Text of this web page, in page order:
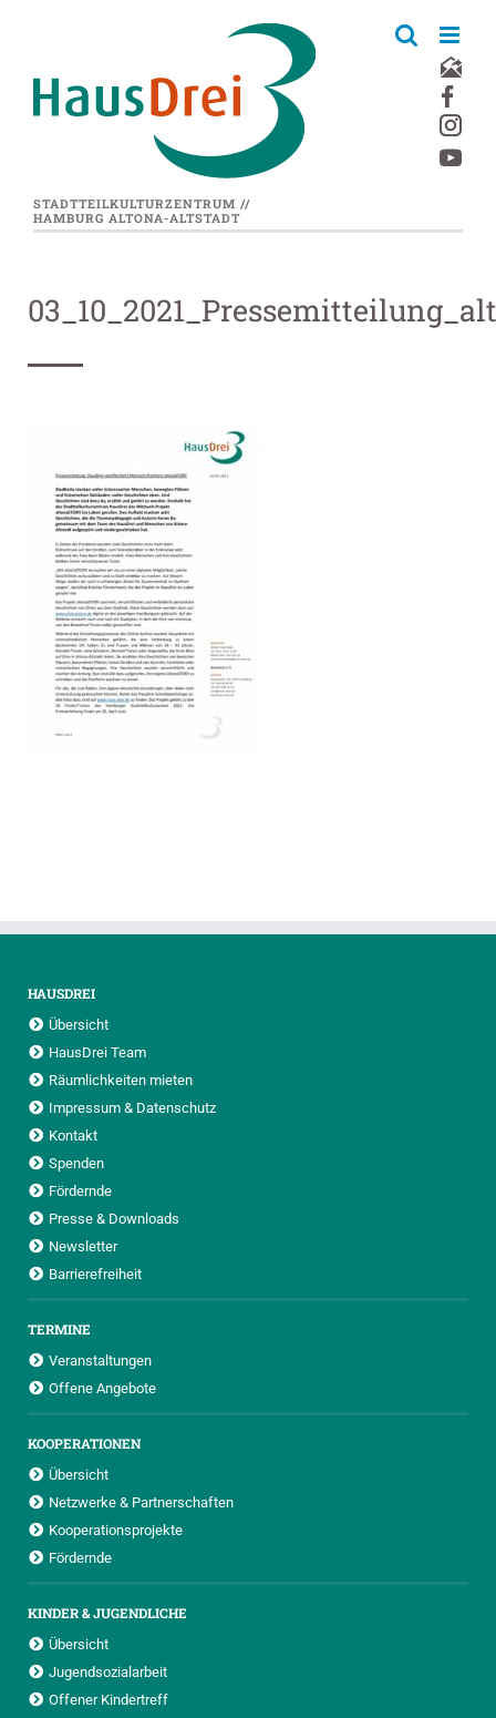
STADTTEILKULTURZENTRUM //
HAMBURG ALTONA-ALTSTADT
HAUSDREI
Übersicht
HausDrei Team
Räumlichkeiten mieten
Impressum & Datenschutz
Kontakt
Spenden
Fördernde
Presse & Downloads
Newsletter
Barrierefreiheit
TERMINE
Veranstaltungen
Offene Angebote
KOOPERATIONEN
Übersicht
Netzwerke & Partnerschaften
Kooperationsprojekte
Fördernde
KINDER & JUGENDLICHE
Übersicht
Jugendsozialarbeit
Offener Kindertreff